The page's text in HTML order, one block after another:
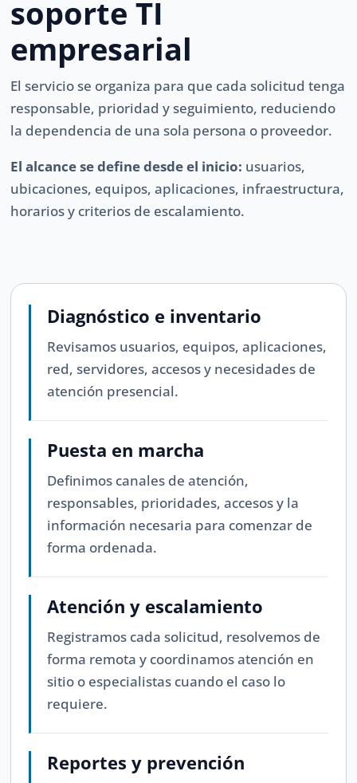
soporte TI
empresarial
El servicio se organiza para que cada solicitud tenga
responsable, prioridad y seguimiento, reduciendo
la dependencia de una sola persona o proveedor.
El alcance se define desde el inicio: usuarios,
ubicaciones, equipos, aplicaciones, infraestructura,
horarios y criterios de escalamiento.
Diagnóstico e inventario
Revisamos usuarios, equipos, aplicaciones,
red, servidores, accesos y necesidades de
atención presencial.
Puesta en marcha
Definimos canales de atención,
responsables, prioridades, accesos y la
información necesaria para comenzar de
forma ordenada.
Atención y escalamiento
Registramos cada solicitud, resolvemos de
forma remota y coordinamos atención en
sitio o especialistas cuando el caso lo
requiere.
Reportes y prevención